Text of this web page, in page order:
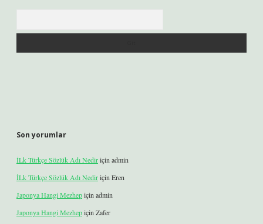
Son yorumlar
İLk Türkçe Sözlük Adı Nediriçin admin
İLk Türkçe Sözlük Adı Nediriçin Eren
Japonya Hangi Mezhepiçin admin
Japonya Hangi Mezhepiçin Zafer